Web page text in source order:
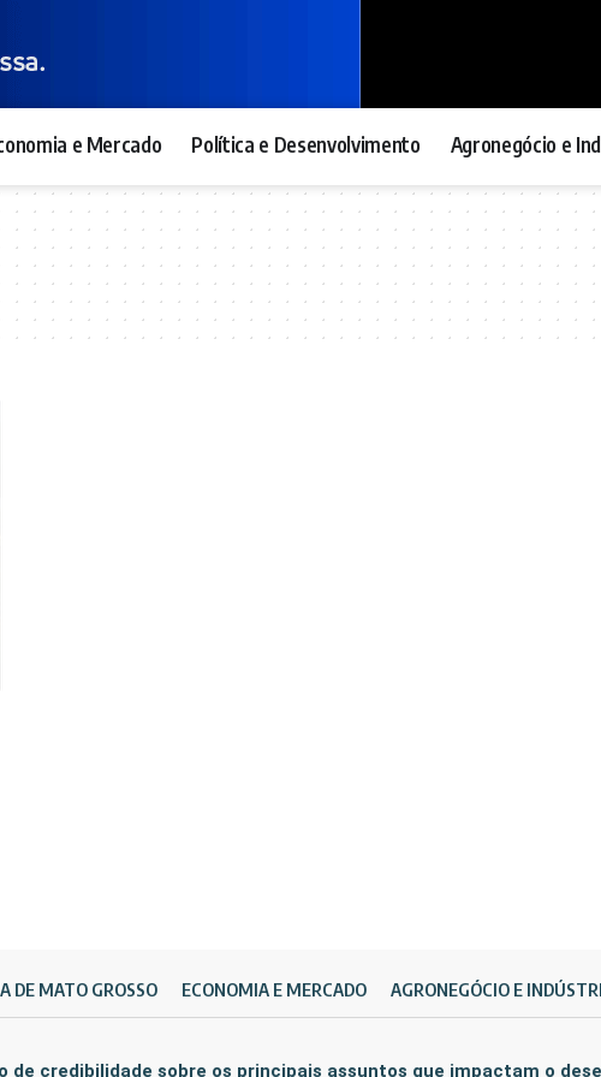
e Mercado Política e Desenvolvimento Agronegócio e
DE MATO GROSSO ECONOMIA E MERCADO AGRONEGÓCIO E
de credibilidade sobre os principais assuntos que impactam o